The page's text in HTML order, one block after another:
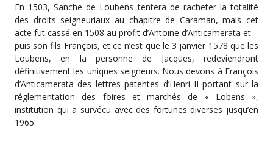
En 1503, Sanche de Loubens tentera de racheter la totalité
des droits seigneuriaux au chapitre de Caraman, mais cet
acte fut cassé en 1508 au profit d’Antoine d’Anticamerata et
puis son fils François, et ce n’est que le 3 janvier 1578 que les
Loubens, en la personne de Jacques, redeviendront
définitivement les uniques seigneurs. Nous devons à François
d’Anticamerata des lettres patentes d’Henri II portant sur la
réglementation des foires et marchés de « Lobens »,
institution qui a survécu avec des fortunes diverses jusqu’en
1965.